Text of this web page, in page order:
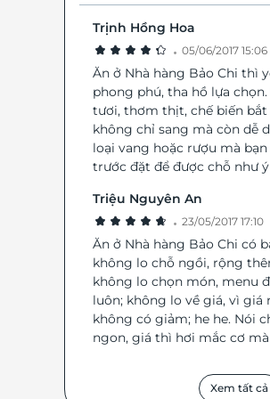
chính thức khai trương chi
đặt tại tầng 1 tòa nhà 34T,
những khu vực sầm uất bậc
mở rộng này đánh dấu bước
thương hiệu Bảo Chi đến gần
hải sản Bảo Chi được thiết kế
hiện đại, pha chút cổ điển
kiến trúc và nội thất đều được
bố trí bàn ghế đến ánh sáng
bên trong rộng rãi, thoáng
ấm cúng và riêng tư cho
tưởng để tổ chức các buổi họp
nhật, gặp gỡ đối tác hay những
ngũ nhân viên tại Bảo Chi được
có thái độ phục vụ thân thiện,
tư vấn giúp khách hàng lựa
khẩu vị và nhu cầu. Từ việc
đều được thực hiện chu đáo
giác hài lòng tối đa cho thực khách. Nhà
Trịnh Hồng Hoa
· 05/06/2017 15:06
Ăn ở Nhà hàng Bảo Chi thì
phong phú, tha hồ lựa
tươi, thơm thịt, chế biến
không chỉ sang mà còn dễ
loại vang hoặc rượu mà
trước đặt để được chỗ như
Triệu Nguyên An
· 23/05/2017 17:10
Ăn ở Nhà hàng Bảo Chi có
không lo chỗ ngồi, rộng
không lo chọn món, menu
luôn; không lo về giá, vì giá
không có giảm; he he. Nói
ngon, giá thì hơi mắc cơ
Xem tất cả